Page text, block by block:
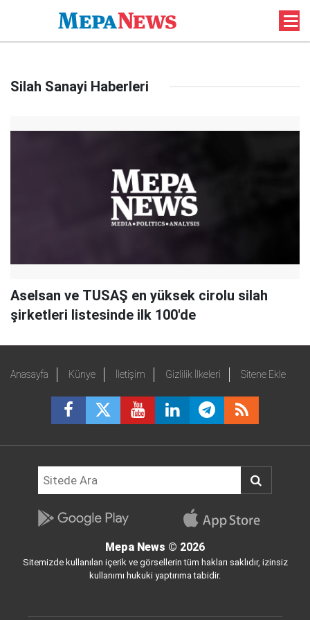
Silah Sanayi Haberleri
Aselsan ve TUSAŞ en yüksek cirolu silah
şirketleri listesinde ilk 100'de
Anasayfa Künye İletişim Gizlilik İlkeleri Sitene Ekle
Mepa News © 2026
Sitemizde kullanılan içerik ve görsellerin tüm hakları saklıdır, izinsiz
kullanımı hukuki yaptırıma tabidir.